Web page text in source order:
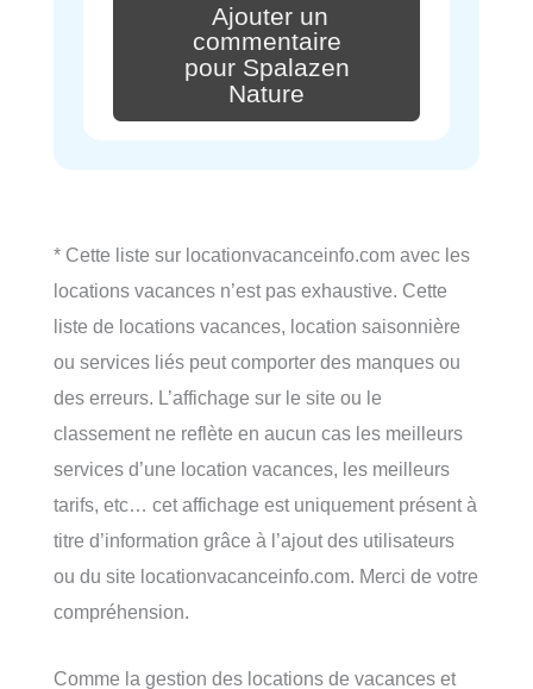
Ajouter un
commentaire
pour Spalazen
Nature
* Cette liste sur locationvacanceinfo.com avec les
locations vacances n’est pas exhaustive. Cette
liste de locations vacances, location saisonnière
ou services liés peut comporter des manques ou
des erreurs. L’affichage sur le site ou le
classement ne reflète en aucun cas les meilleurs
services d’une location vacances, les meilleurs
tarifs, etc… cet affichage est uniquement présent à
titre d’information grâce à l’ajout des utilisateurs
ou du site locationvacanceinfo.com. Merci de votre
compréhension.
Comme la gestion des locations de vacances et